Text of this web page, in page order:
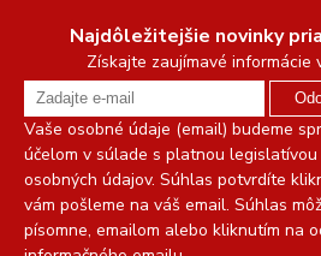
Najdôležitejšie novinky
Získajte zaujímavé informácie
Vaše osobné údaje (email) budeme
účelom v súlade s platnou
osobných údajov. Súhlas potvrdíte
vám pošleme na váš email. Súhlas
písomne, emailom alebo kliknutím na